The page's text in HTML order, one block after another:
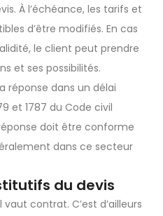
À l’échéance, les tarifs et
d’être modifiés. En cas
le client peut prendre
et ses possibilités.
réponse dans un délai
et 1787 du Code civil
doit être conforme
dans ce secteur
du devis
contrat. C’est d’ailleurs